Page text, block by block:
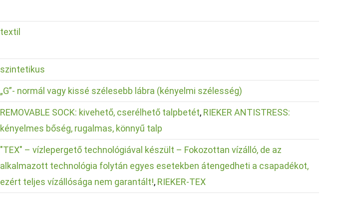
textil
szintetikus
„G”- normál vagy kissé szélesebb lábra (kényelmi szélesség)
REMOVABLE SOCK: kivehető, cserélhető talpbetét, RIEKER ANTISTRESS:
kényelmes bőség, rugalmas, könnyű talp
"TEX" – vízlepergető technológiával készült – Fokozottan vízálló, de az
alkalmazott technológia folytán egyes esetekben átengedheti a csapadékot,
ezért teljes vízállósága nem garantált!, RIEKER-TEX